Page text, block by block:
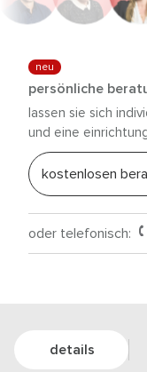
neu
persönliche
lassen sie sich
und eine
kostenlosen
oder telefonisch:
details